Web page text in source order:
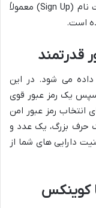
بود. پس از ورود به صفحه اصلی، گزینه ثبت نام (Sign Up) معمولاً
است.
قدرتمند
می شود. در این
یک رمز عبور قوی
انتخاب رمز عبور امن
حرف بزرگ، یک عدد و
دارایی های شما از
کوینکس